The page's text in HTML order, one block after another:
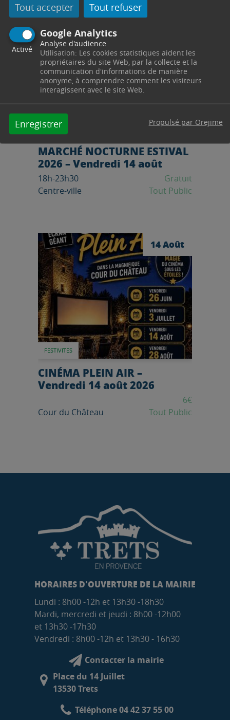
Tout accepter Tout refuser
Google Analytics
Activé
Analyse d'audience
Utilisation: Les cookies statistiques aident les
propriétaires du site Web, par la collecte et la
communication d'informations de manière
anonyme, à comprendre comment les visiteurs
interagissent avec le site Web.
Enregistrer Propulsé par Orejime
FESTIVITES, FOIRES / MARCHES
MARCHÉ NOCTURNE ESTIVAL
2026 – Vendredi 14 août
18h-23h30
Gratuit
Centre-ville
Tout Public
Lire l'article
FESTIVITES
14 Août
CINÉMA PLEIN AIR –
Vendredi 14 août 2026
6€
Cour du Château
Tout Public
Lire l'article
HORAIRES D'OUVERTURE DE LA MAIRIE
Lundi : 8h00 -12h et 13h30 -18h30
Mardi, mercredi et jeudi : 8h00 -12h00
et 13h30 -17h30
Vendredi : 8h00 -12h et 13h30 - 16h30
Contacter la mairie
Place du 14 Juillet
13530 Trets
Téléphone 04 42 37 55 00